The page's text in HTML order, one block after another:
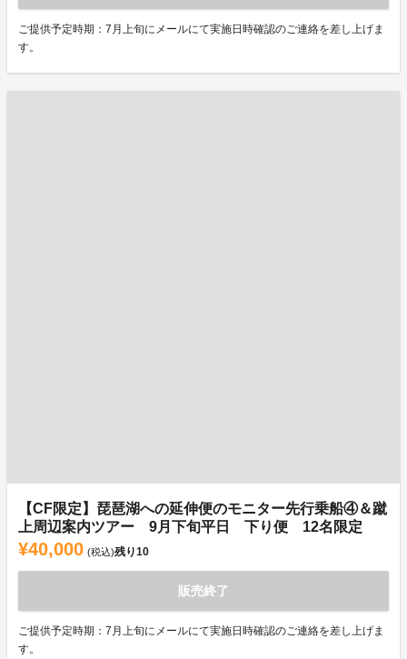
ご提供予定時期：7月上旬にメールにて実施日時確認のご連絡を差し上げま
す。
【CF限定】琵琶湖への延伸便のモニター先行乗船④＆蹴
上周辺案内ツアー 9月下旬平日 下り便 12名限定
¥40,000 (税込)残り10
販売終了
ご提供予定時期：7月上旬にメールにて実施日時確認のご連絡を差し上げま
す。